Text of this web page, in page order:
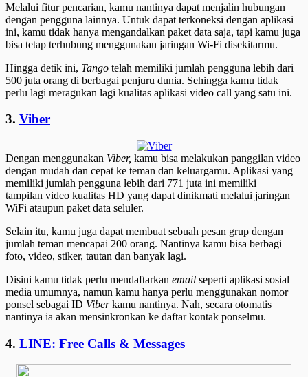
Melalui fitur pencarian, kamu nantinya dapat menjalin hubungan
dengan pengguna lainnya. Untuk dapat terkoneksi dengan aplikasi
ini, kamu tidak hanya mengandalkan paket data saja, tapi kamu juga
bisa tetap terhubung menggunakan jaringan Wi-Fi disekitarmu.
Hingga detik ini, Tango telah memiliki jumlah pengguna lebih dari
500 juta orang di berbagai penjuru dunia. Sehingga kamu tidak
perlu lagi meragukan lagi kualitas aplikasi video call yang satu ini.
3. Viber
Dengan menggunakan Viber, kamu bisa melakukan panggilan video
dengan mudah dan cepat ke teman dan keluargamu. Aplikasi yang
memiliki jumlah pengguna lebih dari 771 juta ini memiliki
tampilan video kualitas HD yang dapat dinikmati melalui jaringan
WiFi ataupun paket data seluler.
Selain itu, kamu juga dapat membuat sebuah pesan grup dengan
jumlah teman mencapai 200 orang. Nantinya kamu bisa berbagi
foto, video, stiker, tautan dan banyak lagi.
Disini kamu tidak perlu mendaftarkan email seperti aplikasi sosial
media umumnya, namun kamu hanya perlu menggunakan nomor
ponsel sebagai ID Viberkamu nantinya. Nah, secara otomatis
nantinya ia akan mensinkronkan ke daftar kontak ponselmu.
4. LINE: Free Calls & Messages